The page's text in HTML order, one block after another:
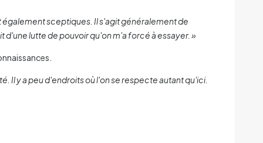
également sceptiques. Il s'agit généralement de
lutte de pouvoir qu'on m'a forcé à essayer. »
Il y a peu d'endroits où l'on se respecte autant qu'ici.